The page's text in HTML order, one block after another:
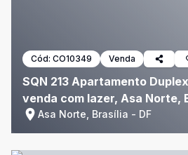
Cód: CO10349 Venda
SQN 213 Apartamento
venda com lazer, Asa Norte,
Asa Norte, Brasília - DF